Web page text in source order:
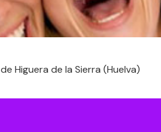
Higuera de la Sierra (Huelva)